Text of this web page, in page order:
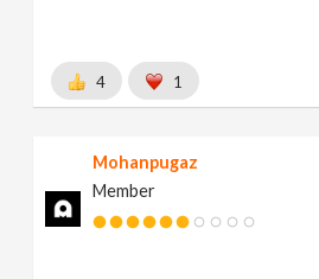
4 1
Mohanpugaz
Member